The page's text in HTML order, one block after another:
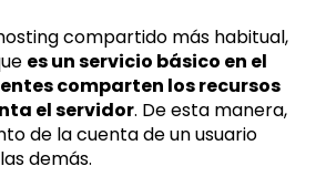
compartido más habitual,
es un servicio básico en el
comparten los recursos
el servidor. De esta manera,
de la cuenta de un usuario
demás.